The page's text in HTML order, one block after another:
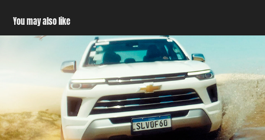
You may also like